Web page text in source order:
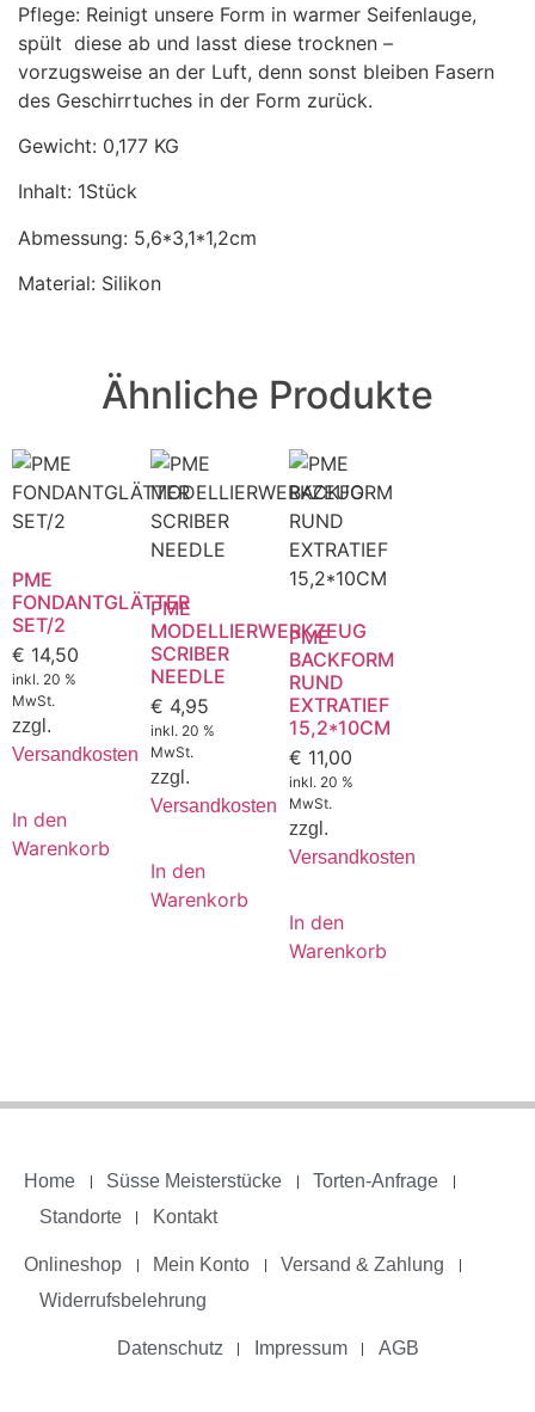
Pflege: Reinigt unsere Form in warmer Seifenlauge,
spült diese ab und lasst diese trocknen –
vorzugsweise an der Luft, denn sonst bleiben Fasern
des Geschirrtuches in der Form zurück.
Gewicht: 0,177 KG
Inhalt: 1Stück
Abmessung: 5,6*3,1*1,2cm
Material: Silikon
Ähnliche Produkte
PME
FONDANTGLÄTTER
SET/2
€ 14,50
inkl. 20 %
MwSt.
zzgl.
Versandkosten
In den
Warenkorb
PME
MODELLIERWERKZEUG
SCRIBER
NEEDLE
€ 4,95
inkl. 20 %
MwSt.
zzgl.
Versandkosten
In den
Warenkorb
PME
BACKFORM
RUND
EXTRATIEF
15,2*10CM
€ 11,00
inkl. 20 %
MwSt.
zzgl.
Versandkosten
In den
Warenkorb
Home Süsse Meisterstücke
Torten-Anfrage
Standorte
Kontakt
Onlineshop Mein Konto
Versand & Zahlung
Widerrufsbelehrung
Datenschutz Impressum AGB